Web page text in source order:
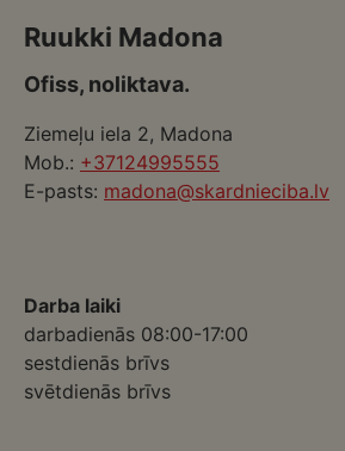
Ruukki Madona
Ofiss, noliktava.
Ziemeļu iela 2, Madona
Mob.: +37124995555
E-pasts: madona@skardnieciba.lv
Darba laiki
darbadienās 08:00-17:00
sestdienās brīvs
svētdienās brīvs